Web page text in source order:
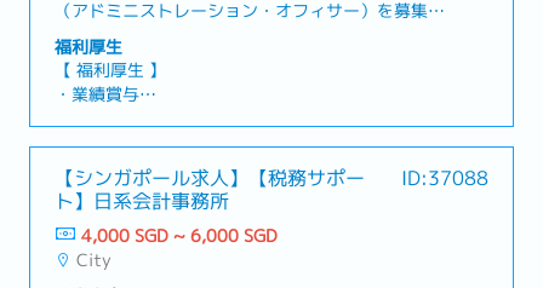
税務プロジェクトの支援・必要に応じたアジア地域
への出張
調整・サポート- 監査スケジュールの作成および監
査人からの問い合わせ対応- 中期事業計画の策定リ
ード・親会社向けレポーティング- グループの報告
基準に基づく定期的な財務レポートの作成・提出-
取締役会資料およびグループ経営会議向け資料の作
成サポート・子会社連結対応- ベトナムおよびフィ
リピン子会社の経理チームと連携し、財務データの
収集・レビューを実施- 地域体制の成熟に合わせ
た、グループレベルの連結プロセスおよびレポーテ
ィング体制の構築・運用支援- グループ間取引の消
（アドミニストレーション・オフィサー）を募集し
ております。管理・事務サポート業務、ビジネス開
発支援、提案書やプレゼンテーション資料の作成、
日々のオフィス運営管理をご担当いただきます。【
業務内容 】<ビジネスサポート>・会議のスケジュ
ール調整、カレンダー管理、重要書類や記録の整
入札書類、関連資料の作成補助・社内外向けのプレ
ゼンテーション資料の作成・整理・データ入力、記
録管理、データ分析業務のサポート<管理職向け秘
書業務>・ゼネラルマネージャーの日程管理（会
議、アポイント、地域間通話の調整）・出張依頼や
福利厚生
【 福利厚生 】
・業績賞与
・病気休暇
・医療保険
・医療給付（制限あり）
【シンガポール求人】【税務サポー
ト】日系会計事務所
ID:37088
4,000 SGD ~ 6,000 SGD
City